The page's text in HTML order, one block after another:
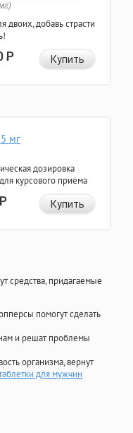
двоих, добавь страсти
Р Купить
мг
дозировка
курсового приема
Р Купить
средства, придагаемые
помогут сделать
и решат проблемы
организма, вернут
для мужчин